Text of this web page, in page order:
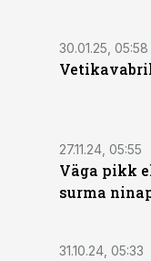
30.01.25, 05:58
27.11.24, 05:55
Väga pikk
surma
31.10.24, 05:33